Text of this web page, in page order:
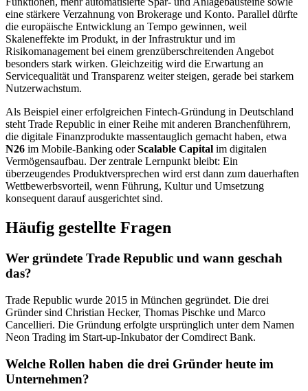
eine stärkere Verzahnung von Brokerage und Konto. Parallel dürfte
die europäische Entwicklung an Tempo gewinnen, weil
Skaleneffekte im Produkt, in der Infrastruktur und im
Risikomanagement bei einem grenzüberschreitenden Angebot
besonders stark wirken. Gleichzeitig wird die Erwartung an
Servicequalität und Transparenz weiter steigen, gerade bei starkem
Nutzerwachstum.
Als Beispiel einer erfolgreichen Fintech-Gründung in Deutschland
steht Trade Republic in einer Reihe mit anderen Branchenführern,
die digitale Finanzprodukte massentauglich gemacht haben, etwa
N26 im Mobile-Banking oderScalable Capital im digitalen
Vermögensaufbau. Der zentrale Lernpunkt bleibt: Ein
überzeugendes Produktversprechen wird erst dann zum dauerhaften
Wettbewerbsvorteil, wenn Führung, Kultur und Umsetzung
konsequent darauf ausgerichtet sind.
Häufig gestellte Fragen
Wer gründete Trade Republic und wann geschah
das?
Trade Republic wurde 2015 in München gegründet. Die drei
Gründer sind Christian Hecker, Thomas Pischke und Marco
Cancellieri. Die Gründung erfolgte ursprünglich unter dem Namen
Neon Trading im Start-up-Inkubator der Comdirect Bank.
Welche Rollen haben die drei Gründer heute im
Unternehmen?